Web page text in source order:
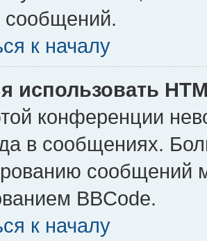
сообщений.
к началу
использовать
конференции
в сообщениях.
сообщений
BBCode.
к началу